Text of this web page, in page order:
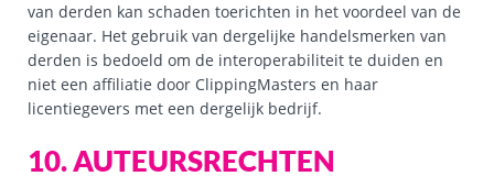
van derden kan schaden toerichten in het voordeel van de
eigenaar. Het gebruik van dergelijke handelsmerken van
derden is bedoeld om de interoperabiliteit te duiden en
niet een affiliatie door ClippingMasters en haar
licentiegevers met een dergelijk bedrijf.
10. AUTEURSRECHTEN